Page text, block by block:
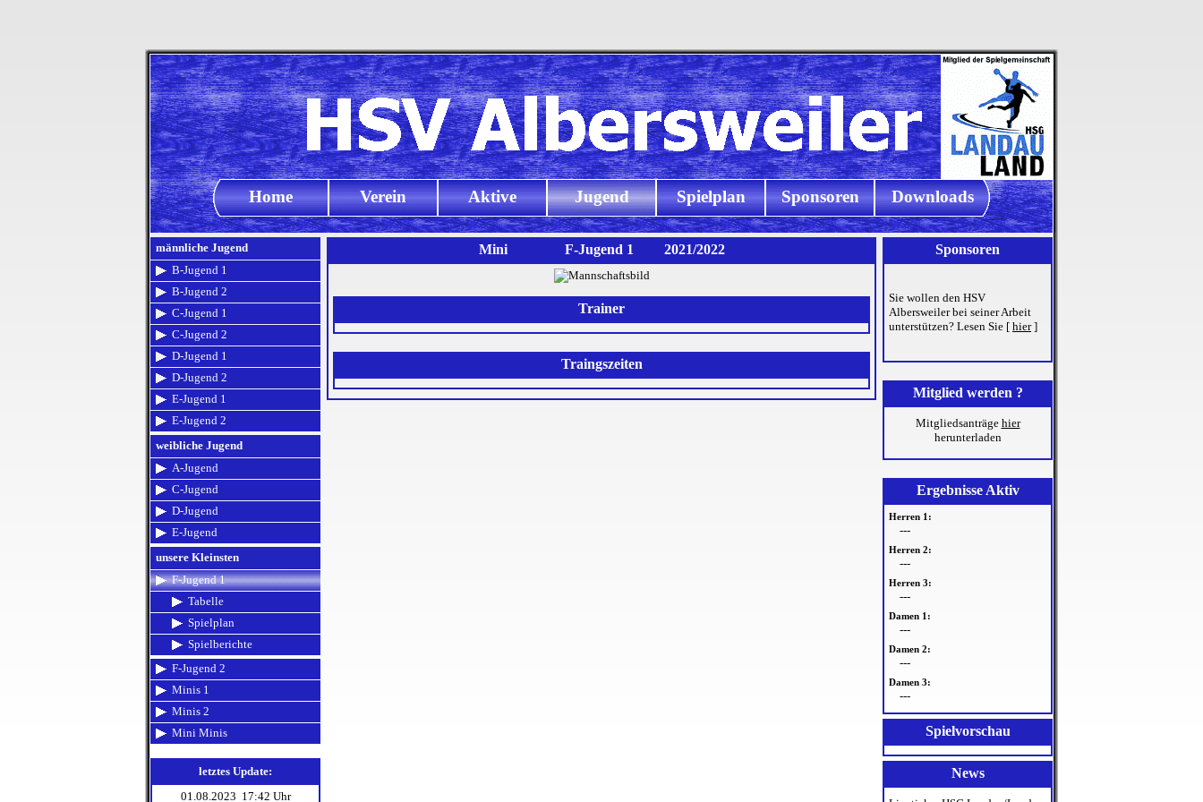
Home Verein Aktive Jugend Spielplan Sponsoren Downloads
männliche Jugend
B-Jugend 1
B-Jugend 2
C-Jugend 1
C-Jugend 2
D-Jugend 1
D-Jugend 2
E-Jugend 1
E-Jugend 2
weibliche Jugend
A-Jugend
C-Jugend
D-Jugend
E-Jugend
unsere Kleinsten
F-Jugend 1
Tabelle
Spielplan
Spielberichte
F-Jugend 2
Minis 1
Minis 2
Mini Minis
letztes Update:
01.08.2023 17:42 Uhr
Sponsoren
Sie wollen den HSV
Albersweiler bei seiner Arbeit
unterstützen? Lesen Sie [ hier]
Mitglied werden ?
Mitgliedsanträge hier
herunterladen
Ergebnisse Aktiv
Herren 1:
---
Herren 2:
---
Herren 3:
---
Damen 1:
---
Damen 2:
---
Damen 3:
---
Spielvorschau
News
Mini F-Jugend 1 2021/2022
Trainer
Traingszeiten